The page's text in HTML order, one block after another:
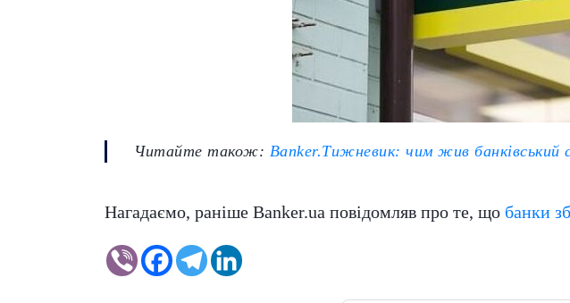
Читайте також: Banker.Тижневик: чим жив
Нагадаємо, раніше Banker.ua повідомляв про те, що банки